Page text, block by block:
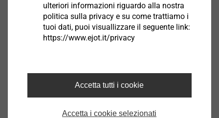
Show More
telai a C e lunghezze dei puntali di reazione, insieme
alle diverse posizioni di montaggio sul telaio a forma
di “C”, consentono un utilizzo flessibile in diverse
applicazioni.
processo di saldatura per attrito sono attuati da
azionamenti servomotori; il sistema di alimentazione è
ad azionamento pneumatico e funziona
ulteriori informazioni riguardo alla nostra
politica sulla privacy e su come trattiamo i
tuoi dati, puoi visuallizzare il seguente link:
https://www.ejot.it/privacy
Accetta tutti i cookie
Accetta i cookie selezionati